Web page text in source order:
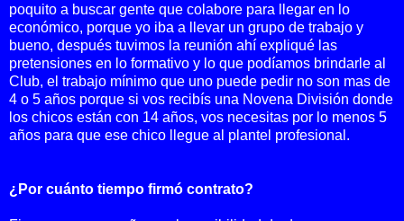
poquito a buscar gente que colabore para llegar en lo
económico, porque yo iba a llevar un grupo de trabajo y
bueno, después tuvimos la reunión ahí expliqué las
pretensiones en lo formativo y lo que podíamos brindarle al
Club, el trabajo mínimo que uno puede pedir no son mas de
4 o 5 años porque si vos recibís una Novena División donde
los chicos están con 14 años, vos necesitas por lo menos 5
años para que ese chico llegue al plantel profesional.
¿Por cuánto tiempo firmó contrato?